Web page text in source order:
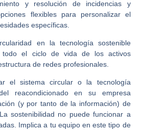
y resolución de incidencias y
flexibles para personalizar el
específicas.
en la tecnología sostenible
todo el ciclo de vida de los activos
de redes profesionales.
el sistema circular o la tecnología
reacondicionado en su empresa
(y por tanto de la información) de
sostenibilidad no puede funcionar a
Implica a tu equipo en este tipo de